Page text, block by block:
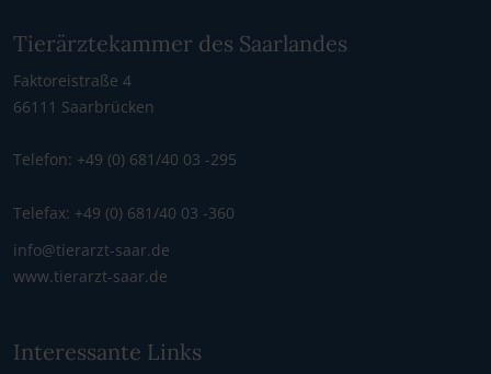
Tierärztekammer des Saarlandes
Faktoreistraße 4
66111 Saarbrücken
Telefon: +49 (0) 681/40 03 -295
Telefax: +49 (0) 681/40 03 -360
info@tierarzt-saar.de
www.tierarzt-saar.de
Interessante Links